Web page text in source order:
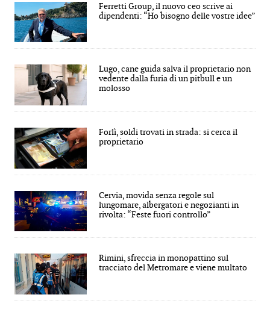
Ferretti Group, il nuovo ceo scrive ai
dipendenti: “Ho bisogno delle vostre idee”
Lugo, cane guida salva il proprietario non
vedente dalla furia di un pitbull e un
molosso
Forlì, soldi trovati in strada: si cerca il
proprietario
Cervia, movida senza regole sul
lungomare, albergatori e negozianti in
rivolta: “Feste fuori controllo”
Rimini, sfreccia in monopattino sul
tracciato del Metromare e viene multato